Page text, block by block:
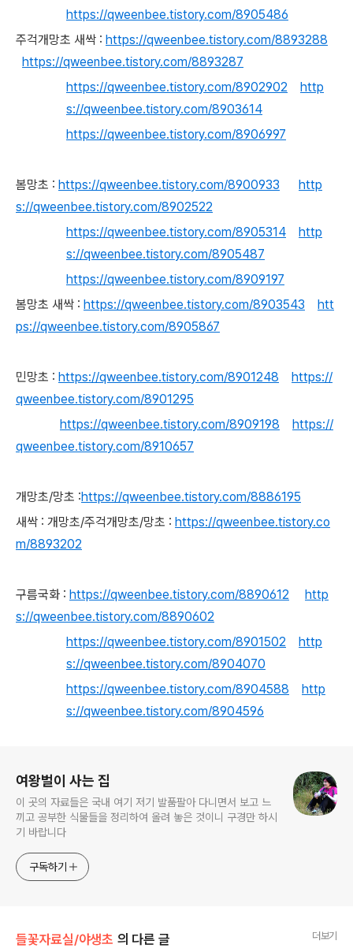
https://qweenbee.tistory.com/8905486
주걱개망초 새싹 : https://qweenbee.tistory.com/8893288
https://qweenbee.tistory.com/8893287
https://qweenbee.tistory.com/8902902
http
s://qweenbee.tistory.com/8903614
https://qweenbee.tistory.com/8906997
봄망초 : https://qweenbee.tistory.com/8900933
http
s://qweenbee.tistory.com/8902522
https://qweenbee.tistory.com/8905314
http
s://qweenbee.tistory.com/8905487
https://qweenbee.tistory.com/8909197
봄망초 새싹 : https://qweenbee.tistory.com/8903543
htt
ps://qweenbee.tistory.com/8905867
민망초 : https://qweenbee.tistory.com/8901248
https://
qweenbee.tistory.com/8901295
https://qweenbee.tistory.com/8909198
https://
qweenbee.tistory.com/8910657
개망초/망초 :https://qweenbee.tistory.com/8886195
새싹 : 개망초/주걱개망초/망초 : https://qweenbee.tistory.co
m/8893202
구름국화 : https://qweenbee.tistory.com/8890612
http
s://qweenbee.tistory.com/8890602
https://qweenbee.tistory.com/8901502
http
s://qweenbee.tistory.com/8904070
https://qweenbee.tistory.com/8904588
http
s://qweenbee.tistory.com/8904596
여왕벌이 사는 집
이 곳의 자료들은 국내 여기 저기 발품팔아 다니면서 보고 느
끼고 공부한 식물들을 정리하여 올려 놓은 것이니 구경만 하시
기 바랍니다
구독하기
들꽃자료실/야생초 의 다른 글 더보기